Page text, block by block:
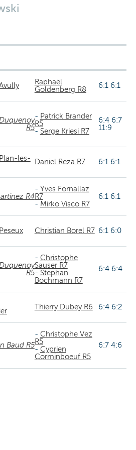
Raphaël
Goldenberg R8
6:1 6:1
R5
- Patrick Brander
R5
- Serge Kriesi R7
6:4 6:7
11:9
les-
Daniel Reza R7 6:1 6:1
R4
- Yves Fornallaz
R7
- Mirko Visco R7
6:1 6:1
Christian Borel R7 6:1 6:0
R5
- Christophe
Sauser R7
- Stephan
Bochmann R7
6:4 6:4
Thierry Dubey R6 6:4 6:2
Baud R5
- Christophe Vez
R5
- Cyprien
Corminboeuf R5
6:7 4:6